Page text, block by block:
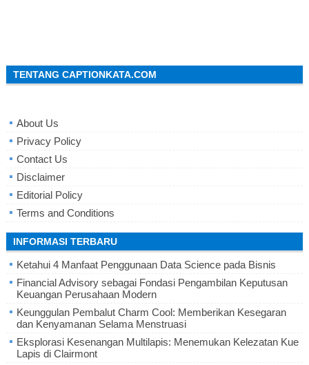
TENTANG CAPTIONKATA.COM
About Us
Privacy Policy
Contact Us
Disclaimer
Editorial Policy
Terms and Conditions
INFORMASI TERBARU
Ketahui 4 Manfaat Penggunaan Data Science pada Bisnis
Financial Advisory sebagai Fondasi Pengambilan Keputusan
Keuangan Perusahaan Modern
Keunggulan Pembalut Charm Cool: Memberikan Kesegaran
dan Kenyamanan Selama Menstruasi
Eksplorasi Kesenangan Multilapis: Menemukan Kelezatan Kue
Lapis di Clairmont